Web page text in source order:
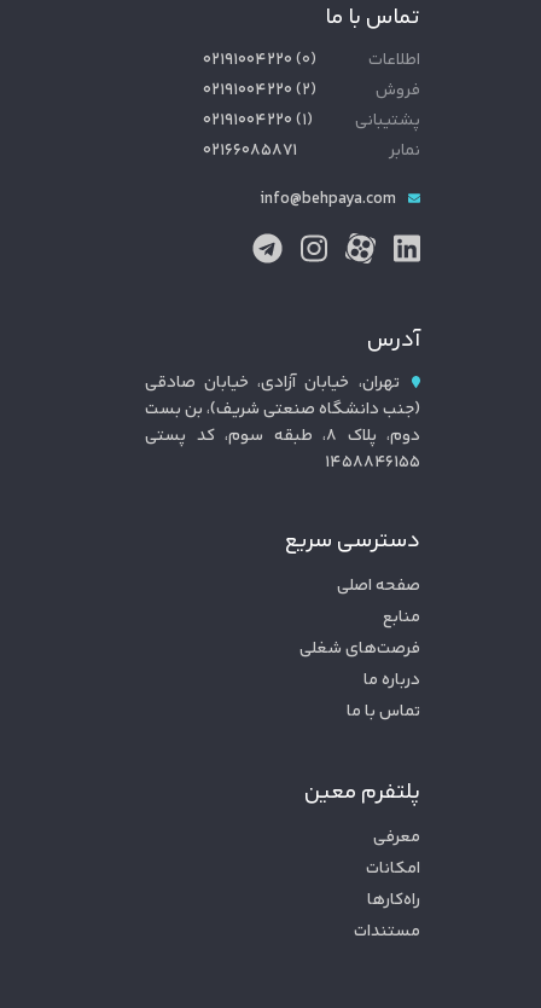
تماس با ما
اطلاعات (۰)۰۲۱۹۱۰۰۴۲۲۰
فروش
(۲)۰۲۱۹۱۰۰۴۲۲۰
پشتیبانی
(۱)۰۲۱۹۱۰۰۴۲۲۰
نمابر
۰۲۱۶۶۰۸۵۸۷۱
info@behpaya.com
آدرس
تهران، خیابان آزادی، خیابان صادقی
(جنب دانشگاه صنعتی شریف)، بن بست
دوم، پلاک ۸، طبقه سوم، کد پستی
۱۴۵۸۸۴۶۱۵۵
دسترسی سریع
صفحه اصلی
منابع
فرصت‌های شغلی
درباره ما
تماس با ما
پلتفرم معین
معرفی
امکانات
راه‌کارها
مستندات